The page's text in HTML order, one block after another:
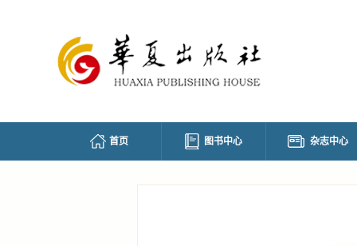
首页 图书中心 杂志中心